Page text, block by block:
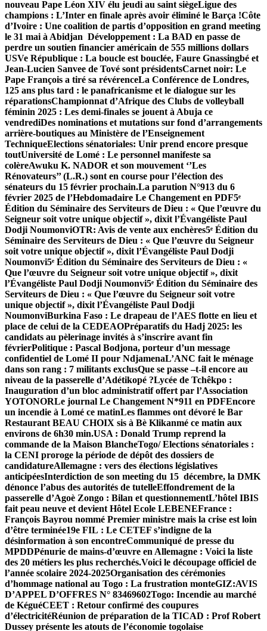
nouveau Pape Léon XIV élu jeudi au saint siègeLigue des
champions : L’Inter en finale après avoir éliminé le Barça !Côte
d’Ivoire : Une coalition de partis d’opposition en grand meeting
le 31 mai à Abidjan Développement : La BAD en passe de
perdre un soutien financier américain de 555 millions dollars
USVe République : La boucle est bouclée, Faure Gnassingbé et
Jean-Lucien Sanvee de Tové sont présidentsCarnet noir: Le
Pape François a tiré sa révérenceLa Conférence de Londres,
125 ans plus tard : le panafricanisme et le dialogue sur les
réparationsChampionnat d’Afrique des Clubs de volleyball
féminin 2025 : Les demi-finales se jouent à Abuja ce
vendrediDes nominations et mutations sur fond d’arrangements
arrière-boutiques au Ministère de l’Enseignement
TechniqueElections sénatoriales: Unir prend encore presque
toutUniversité de Lomé : Le personnel manifeste sa
colèreAwuku K. NADOR et son mouvement ‘’Les
Rénovateurs’’ (L.R.) sont en course pour l’élection des
sénateurs du 15 février prochain.La parution N°913 du 6
février 2025 de l’Hebdomadaire Le Changement en PDF5ᵉ
Édition du Séminaire des Serviteurs de Dieu : « Que l’œuvre du
Seigneur soit votre unique objectif », dixit l’Évangéliste Paul
Dodji NoumonviOTR: Avis de vente aux enchères5ᵉ Édition du
Séminaire des Serviteurs de Dieu : « Que l’œuvre du Seigneur
soit votre unique objectif », dixit l’Évangéliste Paul Dodji
Noumonvi5ᵉ Édition du Séminaire des Serviteurs de Dieu : «
Que l’œuvre du Seigneur soit votre unique objectif », dixit
l’Évangéliste Paul Dodji Noumonvi5ᵉ Édition du Séminaire des
Serviteurs de Dieu : « Que l’œuvre du Seigneur soit votre
unique objectif », dixit l’Évangéliste Paul Dodji
NoumonviBurkina Faso : Le drapeau de l’AES flotte en lieu et
place de celui de la CEDEAOPréparatifs du Hadj 2025: les
candidats au pèlerinage invités à s’inscrire avant fin
févrierPolitique : Pascal Bodjona, porteur d’un message
confidentiel de Lomé II pour NdjamenaL’ANC fait le ménage
dans son rang : 7 militants exclusQue se passe –t-il encore au
niveau de la passerelle d’Adétikopé ?Lycée de Tchêkpo :
Inauguration d’un bloc administratif offert par l’Association
YOTONORLe journal Le Changement N*911 en PDFEncore
un incendie à Lomé ce matinLes flammes ont dévoré le Bar
Restaurant BEAU CHOIX sis à Bè Klikanmé ce matin aux
environs de 6h30 min.USA : Donald Trump reprend la
commande de la Maison BlancheTogo/ Elections sénatoriales :
la CENI proroge la période de dépôt des dossiers de
candidatureAllemagne : vers des élections législatives
anticipéesInterdiction de son meeting du 15 décembre, la DMK
dénonce l’abus des autorités de tutelleEffondrement de la
passerelle d’Agoè Zongo : Bilan et questionnementL’hôtel IBIS
fait peau neuve et devient Hôtel Ecole LEBENEFrance :
François Bayrou nommé Premier ministre mais la crise est loin
d’être terminée19e FIL : Le CETEF s’indigne de la
désinformation à son encontreCommuniqué de presse du
MPDDPénurie de mains-d’œuvre en Allemagne : Voici la liste
des 20 métiers les plus recherchés.Voici le découpage officiel de
l’année scolaire 2024-2025Organisation des cérémonies
d’hommage national au Togo : La frustration monteGIZ:AVIS
D’APPEL D’OFFRES N° 83469602Togo: Incendie au marché
de KéguéCEET : Retour confirmé des coupures
d’électricitéRéunion de préparation de la TICAD : Prof Robert
Dussey présente les atouts de l’économie togolaise